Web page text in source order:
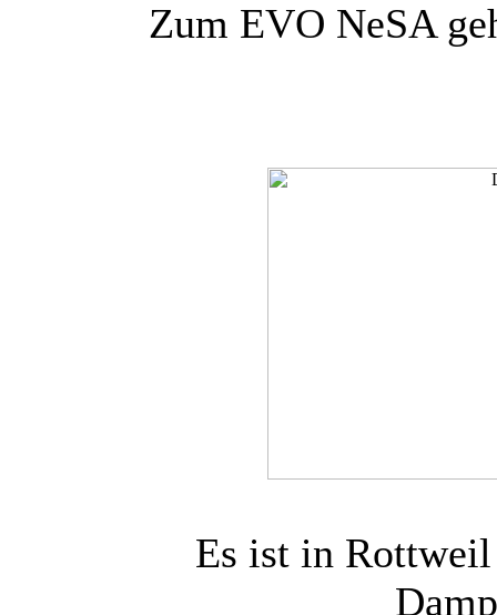
Zum EVO NeSA
Es ist in